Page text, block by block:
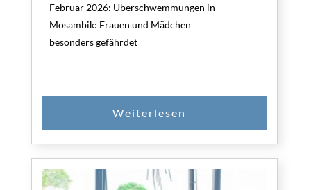
Februar 2026: Überschwemmungen in
Mosambik: Frauen und Mädchen
besonders gefährdet